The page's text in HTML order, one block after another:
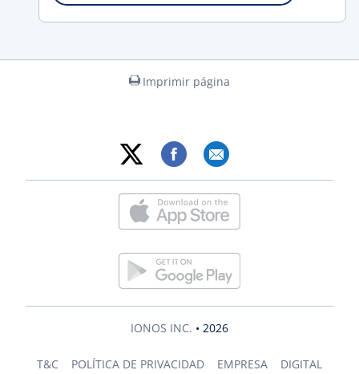
Imprimir página
IONOS INC. • 2026
T&C POLÍTICA DE PRIVACIDAD EMPRESA
DIGITAL